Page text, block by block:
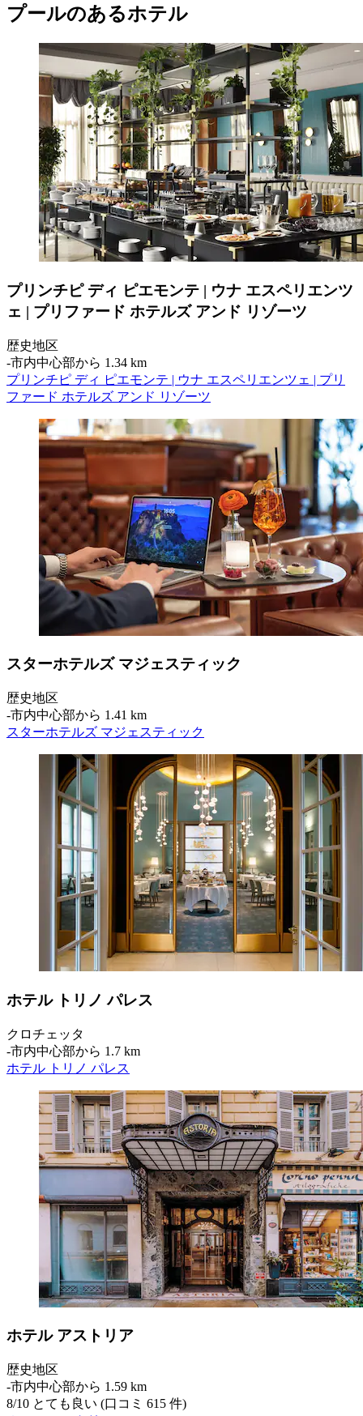
プールのあるホテル
プリンチピ ディ ピエモンテ | ウナ エスペリエンツ
ェ | プリファード ホテルズ アンド リゾーツ
歴史地区
‐市内中心部から 1.34 km
プリンチピ ディ ピエモンテ | ウナ エスペリエンツェ | プリ
ファード ホテルズ アンド リゾーツ
スターホテルズ マジェスティック
歴史地区
‐市内中心部から 1.41 km
スターホテルズ マジェスティック
ホテル トリノ パレス
クロチェッタ
‐市内中心部から 1.7 km
ホテル トリノ パレス
ホテル アストリア
歴史地区
‐市内中心部から 1.59 km
8/10 とても良い (口コミ 615 件)